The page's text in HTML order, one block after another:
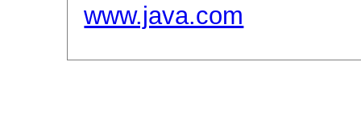
www.java.com